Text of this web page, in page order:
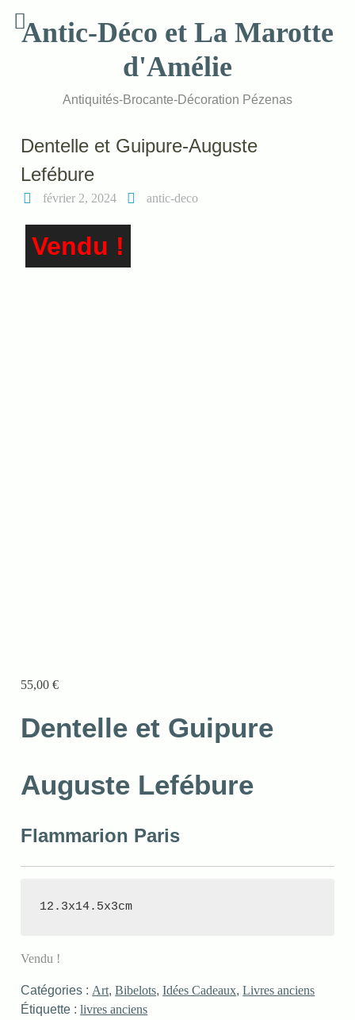
contentAntic-Déco et La Marotte
d'Amélie
Antiquités-Brocante-Décoration Pézenas
Dentelle et Guipure-Auguste
Lefébure
février 2, 2024 antic-deco
Vendu !
55,00€
Dentelle et Guipure
Auguste Lefébure
Flammarion Paris
12.3x14.5x3cm
Vendu !
Catégories : Art,Bibelots,Idées Cadeaux,Livres anciens
Étiquette :livres anciens